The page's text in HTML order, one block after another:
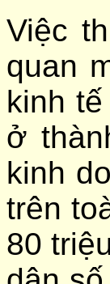
Việc
quan
kinh
ở
kinh
trên
80